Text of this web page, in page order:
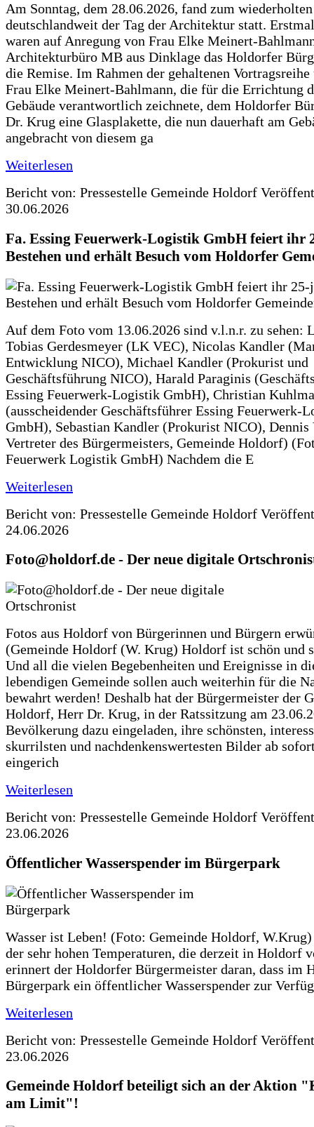
Am Sonntag, dem 28.06.2026, fand zum
deutschlandweit der Tag der Architektur statt.
waren auf Anregung von Frau Elke Meinert-
Architekturbüro MB aus Dinklage das Holdorfer
die Remise. Im Rahmen der gehaltenen
Frau Elke Meinert-Bahlmann, die für die Errichtung
Gebäude verantwortlich zeichnete, dem Holdorfer
Dr. Krug eine Glasplakette, die nun dauerhaft am
angebracht von diesem ga
Weiterlesen
Bericht von: Pressestelle Gemeinde Holdorf
30.06.2026
Fa. Essing Feuerwerk-Logistik GmbH feiert ihr
Bestehen und erhält Besuch vom Holdorfer
Auf dem Foto vom 13.06.2026 sind v.l.n.r. zu sehen:
Tobias Gerdesmeyer (LK VEC), Nicolas Kandler
Entwicklung NICO), Michael Kandler (Prokurist und
Geschäftsführung NICO), Harald Paraginis
Essing Feuerwerk-Logistik GmbH), Christian
(ausscheidender Geschäftsführer Essing Feuerwerk-
GmbH), Sebastian Kandler (Prokurist NICO),
Vertreter des Bürgermeisters, Gemeinde Holdorf)
Feuerwerk Logistik GmbH) Nachdem die E
Weiterlesen
Bericht von: Pressestelle Gemeinde Holdorf
24.06.2026
Foto@holdorf.de - Der neue digitale
Fotos aus Holdorf von Bürgerinnen und Bürgern
(Gemeinde Holdorf (W. Krug) Holdorf ist schön und
Und all die vielen Begebenheiten und Ereignisse in
lebendigen Gemeinde sollen auch weiterhin für die
bewahrt werden! Deshalb hat der Bürgermeister der
Holdorf, Herr Dr. Krug, in der Ratssitzung am
Bevölkerung dazu eingeladen, ihre schönsten,
skurrilsten und nachdenkenswertesten Bilder ab
eingerich
Weiterlesen
Bericht von: Pressestelle Gemeinde Holdorf
23.06.2026
Öffentlicher Wasserspender im Bürgerpark
Wasser ist Leben! (Foto: Gemeinde Holdorf,
der sehr hohen Temperaturen, die derzeit in Holdorf
erinnert der Holdorfer Bürgermeister daran, dass im
Bürgerpark ein öffentlicher Wasserspender zur
Weiterlesen
Bericht von: Pressestelle Gemeinde Holdorf
23.06.2026
Gemeinde Holdorf beteiligt sich an der Aktion
am Limit"!